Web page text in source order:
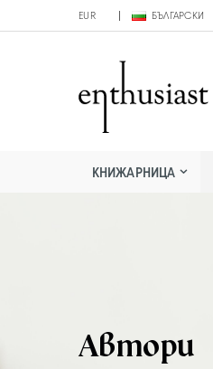
EUR БЪЛГАРСКИ
КНИЖАРНИЦА
Автори